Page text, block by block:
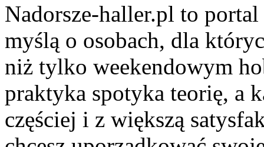
Nadorsze-haller.pl to
myślą o osobach, dla
niż tylko weekendowym
praktyka spotyka teorię, a
częściej i z większą